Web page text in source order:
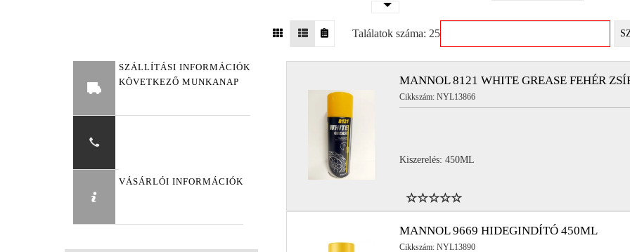
Találatok száma: 25
SZÁLLÍTÁSI INFORMÁCIÓK
KÖVETKEZŐ MUNKANAP
VÁSÁRLÓI INFORMÁCIÓK
MANNOL 8121 WHITE GREASE FEHÉR
Cikkszám: NYL13866
Kiszerelés: 450ML
MANNOL 9669 HIDEGINDÍTÓ 450ML
Cikkszám: NYL13890